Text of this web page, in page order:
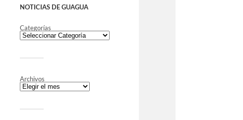
NOTICIAS DE GUAGUA
Categorías
Archivos